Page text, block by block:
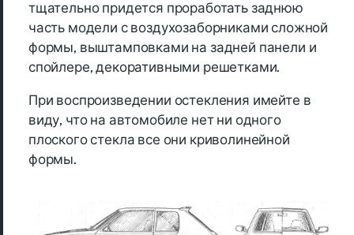
тщательно придется проработать заднюю
часть модели с воздухозаборниками сложной
формы, выштамповками на задней панели и
спойлере, декоративными решетками.
При воспроизведении остекления имейте в
виду, что на автомобиле нет ни одного
плоского стекла все они криволинейной
формы.